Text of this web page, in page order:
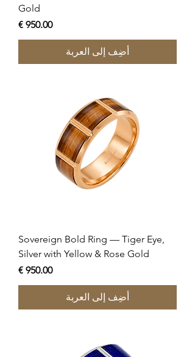
Gold
السعر
أضِف إلى العربة
Sovereign Bold Ring — Tiger Eye,
Silver with Yellow & Rose Gold
السعر
أضِف إلى العربة